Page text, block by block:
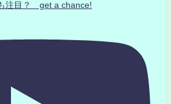
注目？ get a chance!